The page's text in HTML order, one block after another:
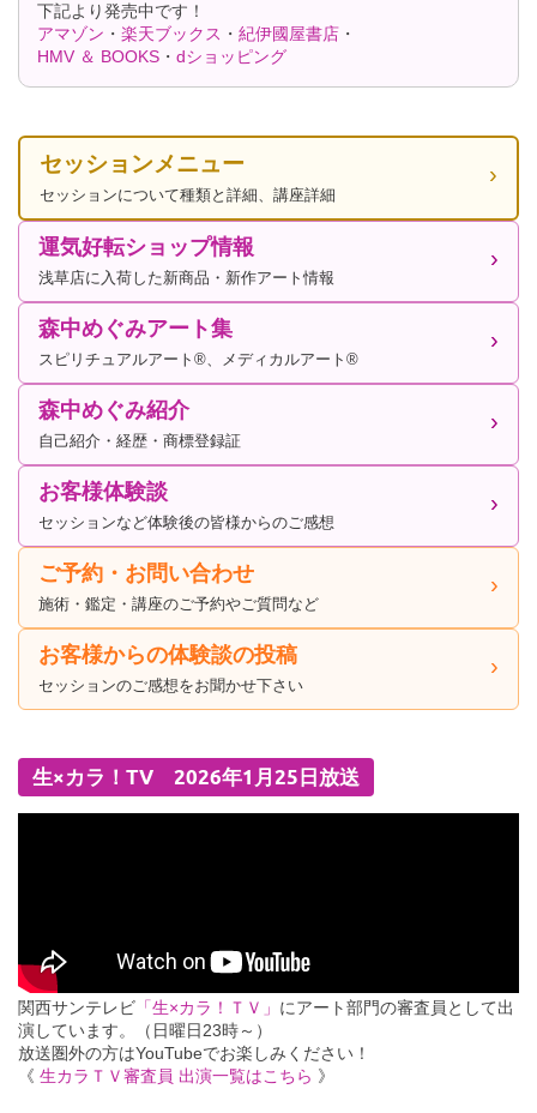
下記より発売中です！
アマゾン ・ 楽天ブックス ・ 紀伊國屋書店 ・
HMV ＆ BOOKS ・ dショッピング
セッションメニュー
セッションについて種類と詳細、講座詳細
運気好転ショップ情報
浅草店に入荷した新商品・新作アート情報
森中めぐみアート集
スピリチュアルアート®、メディカルアート®
森中めぐみ紹介
自己紹介・経歴・商標登録証
お客様体験談
セッションなど体験後の皆様からのご感想
ご予約・お問い合わせ
施術・鑑定・講座のご予約やご質問など
お客様からの体験談の投稿
セッションのご感想をお聞かせ下さい
生×カラ！TV 2026年1月25日放送
関西サンテレビ 「生×カラ！ＴＶ」 にアート部門の審査員として出
演しています。（日曜日23時～）
放送圏外の方はYouTubeでお楽しみください！
《 生カラＴＶ審査員 出演一覧はこちら 》